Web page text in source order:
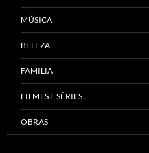
MÚSICA
BELEZA
FAMILIA
FILMES E SÉRIES
OBRAS